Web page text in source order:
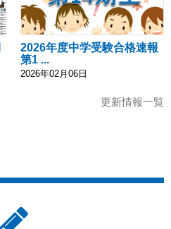
2026年度中学受験合格速報
第1 ...
2026年02月06日
更新情報一覧